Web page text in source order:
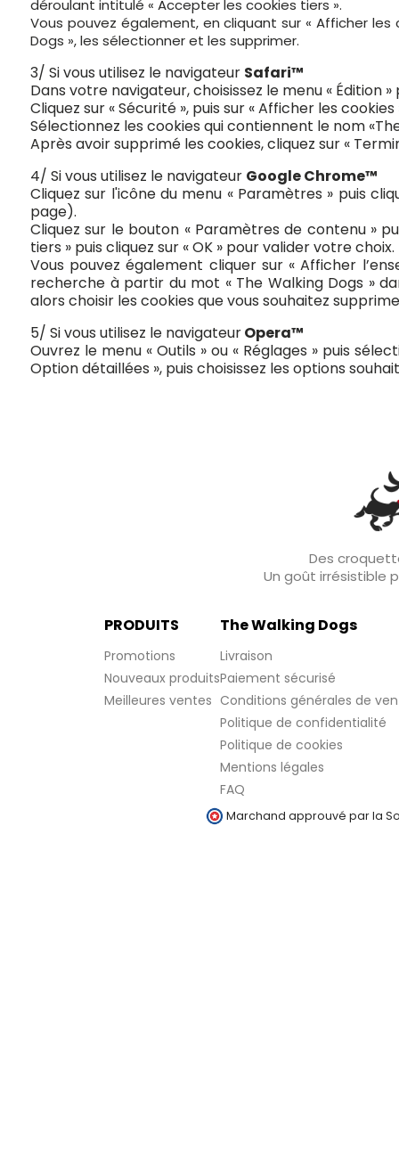
déroulant intitulé « Accepter les cookies tiers ».
Vous pouvez également, en cliquant sur « Afficher
Dogs », les sélectionner et les supprimer.
3/ Si vous utilisez le navigateur Safari™
Dans votre navigateur, choisissez le menu « Édition
Cliquez sur « Sécurité », puis sur « Afficher les cookies
Sélectionnez les cookies qui contiennent le nom
Après avoir supprimé les cookies, cliquez sur «
4/ Si vous utilisez le navigateur Google Chrome™
Cliquez sur l'icône du menu « Paramètres » puis
page).
Cliquez sur le bouton « Paramètres de contenu »
tiers » puis cliquez sur « OK » pour valider votre choix.
Vous pouvez également cliquer sur « Afficher
recherche à partir du mot « The Walking Dogs »
alors choisir les cookies que vous souhaitez
5/ Si vous utilisez le navigateurOpera™
Ouvrez le menu « Outils » ou « Réglages » puis
Option détaillées », puis choisissez les options
Des
Un goût irrésistible
PRODUITS
Promotions
Nouveaux produits
Meilleures ventes
The Walking Dogs
Livraison
Paiement sécurisé
Conditions générales de
Politique de confidentialité
Politique de cookies
Mentions légales
FAQ
Marchand approuvé par la